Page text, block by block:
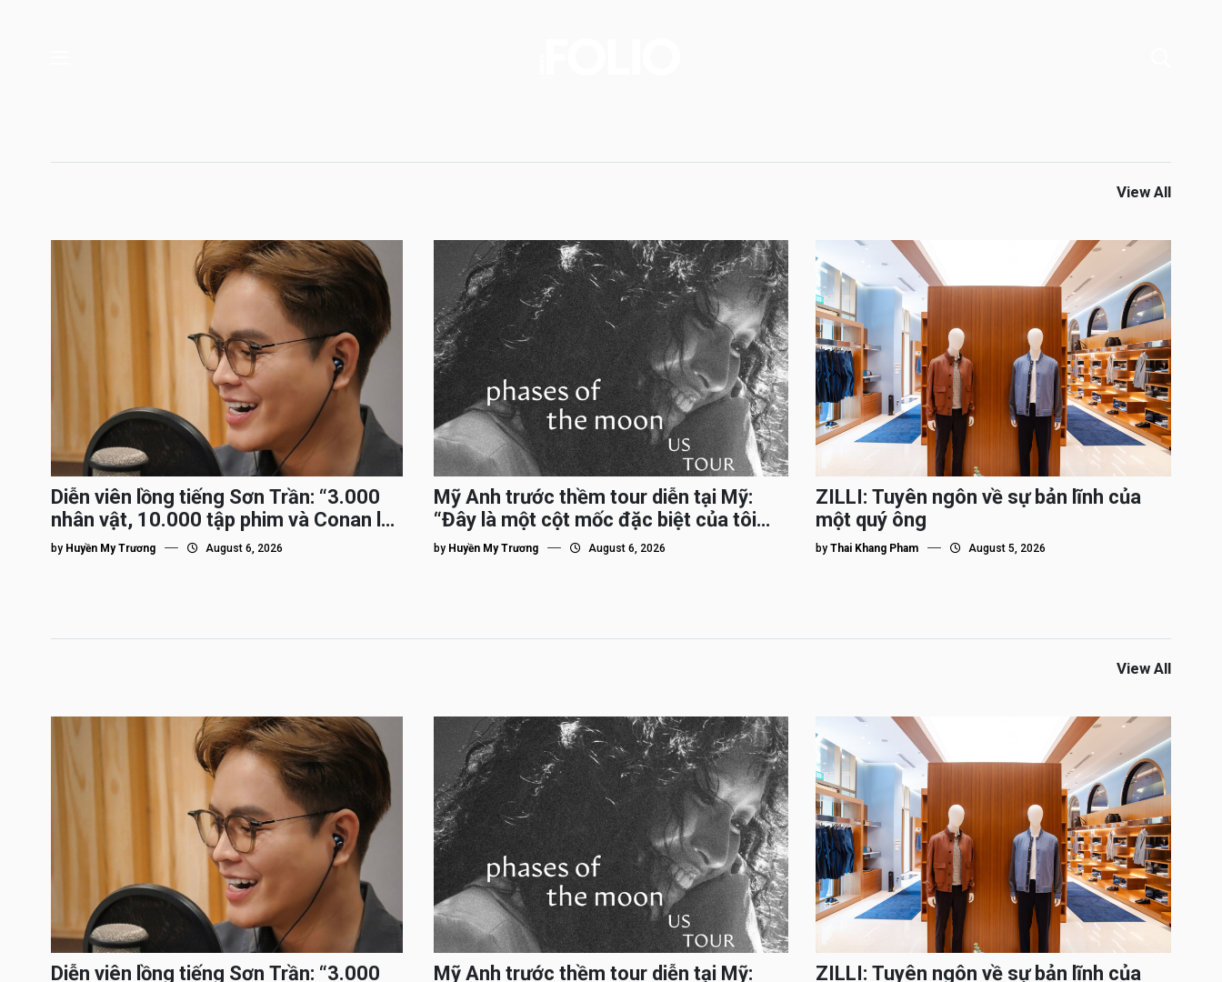
View All
Diễn viên lồng tiếng Sơn Trần: “3.000
nhân vật, 10.000 tập phim và Conan là
nhân vật gắn bó lâu nhất”
by Huyền My Trương August 6, 2026
Mỹ Anh trước thềm tour diễn tại Mỹ:
“Đây là một cột mốc đặc biệt của tôi
trên hành trình đi quốc tế”
by Huyền My Trương August 6, 2026
ZILLI: Tuyên ngôn về sự bản lĩnh của
một quý ông
byThai Khang Pham August 5, 2026
View All
Diễn viên lồng tiếng Sơn Trần: “3.000
Mỹ Anh trước thềm tour diễn tại Mỹ:
ZILLI: Tuyên ngôn về sự bản lĩnh của